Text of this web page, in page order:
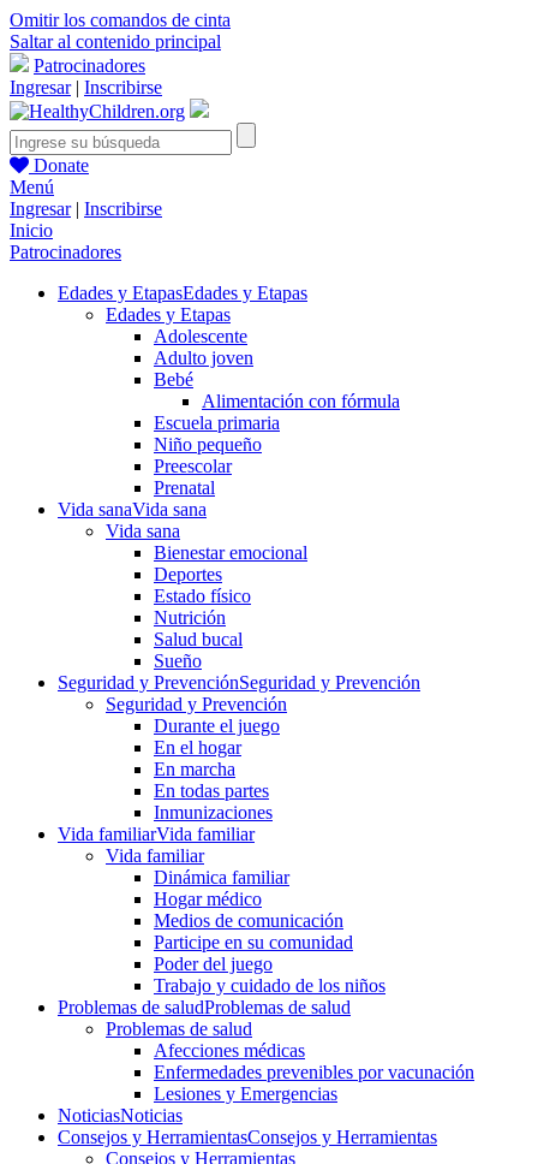
Omitir los comandos de cinta
Saltar al contenido principal
Patrocinadores
Ingresar| Inscribirse
Donate
Menú
Ingresar| Inscribirse
Inicio
Patrocinadores
Edades y EtapasEdades y Etapas
Edades y Etapas
Adolescente
Adulto joven
Bebé
Alimentación con fórmula
Escuela primaria
Niño pequeño
Preescolar
Prenatal
Vida sanaVida sana
Vida sana
Bienestar emocional
Deportes
Estado físico
Nutrición
Salud bucal
Sueño
Seguridad y PrevenciónSeguridad y Prevención
Seguridad y Prevención
Durante el juego
En el hogar
En marcha
En todas partes
Inmunizaciones
Vida familiarVida familiar
Vida familiar
Dinámica familiar
Hogar médico
Medios de comunicación
Participe en su comunidad
Poder del juego
Trabajo y cuidado de los niños
Problemas de saludProblemas de salud
Problemas de salud
Afecciones médicas
Enfermedades prevenibles por vacunación
Lesiones y Emergencias
NoticiasNoticias
Consejos y HerramientasConsejos y Herramientas
Consejos y Herramientas